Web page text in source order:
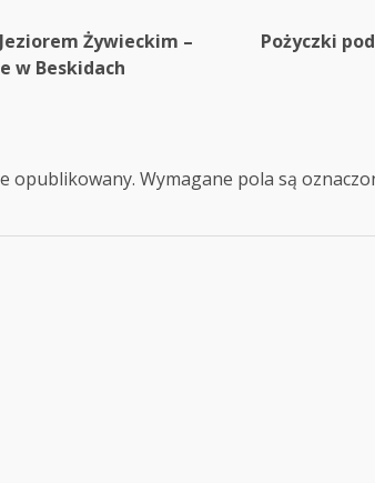
Żywieckim –
w Beskidach
Pożyczki
opublikowany. Wymagane pola są